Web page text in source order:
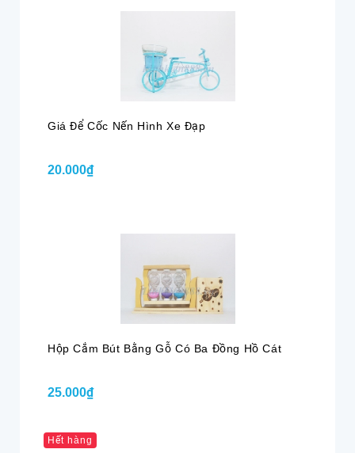
Giá Để Cốc Nến Hình Xe Đạp
20.000₫
Hộp Cắm Bút Bằng Gỗ Có Ba Đồng Hồ Cát
25.000₫
Hết hàng